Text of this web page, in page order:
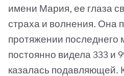
имени Мария, ее глаза
страха и волнения. Она
протяжении последнего
постоянно видела 333 и
казалась подавляющей.